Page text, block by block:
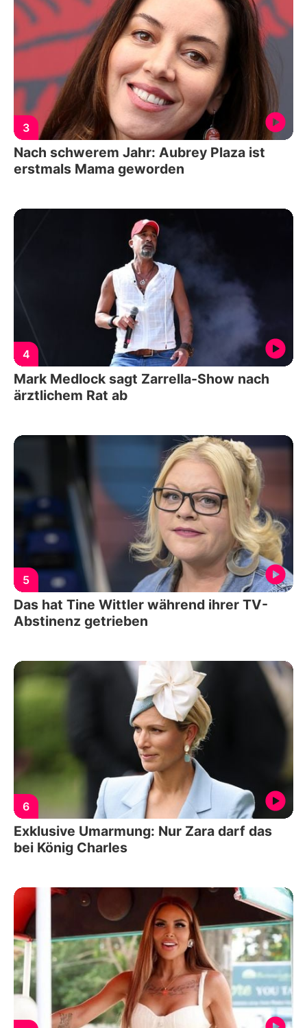
3
Nach schwerem Jahr: Aubrey Plaza ist
erstmals Mama geworden
4
Mark Medlock sagt Zarrella-Show nach
ärztlichem Rat ab
5
Das hat Tine Wittler während ihrer TV-
Abstinenz getrieben
6
Exklusive Umarmung: Nur Zara darf das
bei König Charles